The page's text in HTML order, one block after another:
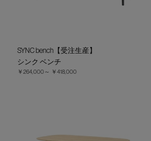
SYNC bench【受注生産】
シンク ベンチ
￥264,000～ ￥418,000